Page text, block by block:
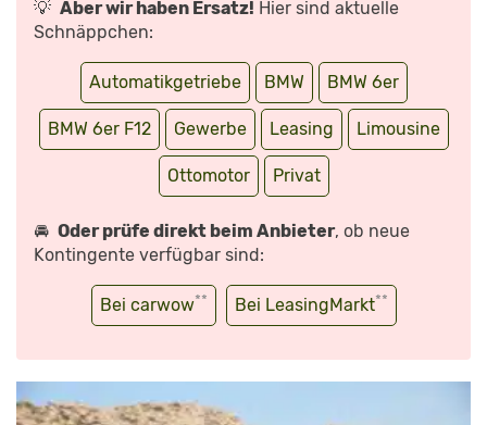
💡 Aber wir haben Ersatz! Hier sind aktuelle
Schnäppchen:
Automatikgetriebe BMW BMW 6er
BMW 6er F12 Gewerbe Leasing Limousine
Ottomotor Privat
🚘 Oder prüfe direkt beim Anbieter, ob neue
Kontingente verfügbar sind:
Bei carwow** Bei LeasingMarkt**